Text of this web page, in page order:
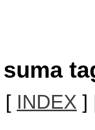
suma
[ INDEX ]